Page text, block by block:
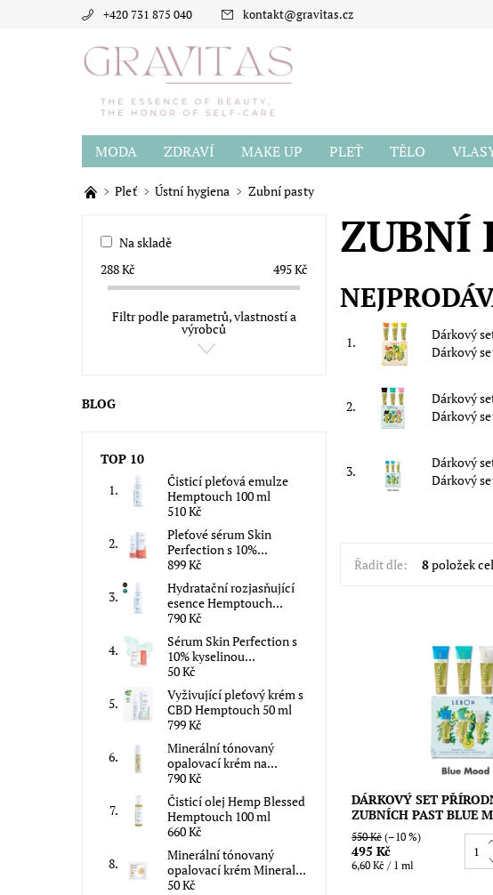
+420 731 875 040 kontakt@gravitas.cz
MODA ZDRAVÍ MAKE UP PLEŤ TĚLO
BLOG
O GRAVITAS HODNOCENÍ OBCHODU
Pleť Ústní hygiena Zubní pasty
ZUBNÍ
1. Dárkový
Dárkový
2. Dárkový
Dárkový
3. Dárkový
Dárkový
Řadit dle: 8položek
Dárkový set originálních
pro krásné zuby, zdravé
zážitek z čištění zubů.
pasty: Une Piscine à
Skladem
Lebon
DÁRKOVÝ SET
ZUBNÍCH PAST BLUE
550 Kč (–10 %)
495 Kč
6,60 Kč / 1 ml
Na skladě
288Kč 495Kč
Filtr podle parametrů, vlastností a
výrobců
BLOG
TOP 10
Čisticí pleťová emulze
Hemptouch 100 ml
510 Kč
Pleťové sérum Skin
Perfection s 10%...
899 Kč
Hydratační rozjasňující
esence Hemptouch...
790 Kč
Sérum Skin Perfection s
10% kyselinou...
50 Kč
Vyživující pleťový krém s
CBD Hemptouch 50 ml
799 Kč
Minerální tónovaný
opalovací krém na...
790 Kč
Čisticí olej Hemp Blessed
Hemptouch 100 ml
660 Kč
Minerální tónovaný
opalovací krém Mineral...
50 Kč